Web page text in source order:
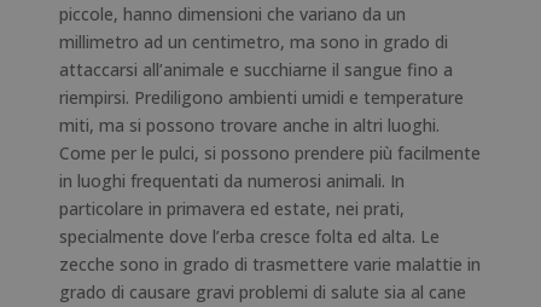
piccole, hanno dimensioni che variano da un
millimetro ad un centimetro, ma sono in grado di
attaccarsi all’animale e succhiarne il sangue fino a
riempirsi. Prediligono ambienti umidi e temperature
miti, ma si possono trovare anche in altri luoghi.
Come per le pulci, si possono prendere più facilmente
in luoghi frequentati da numerosi animali. In
particolare in primavera ed estate, nei prati,
specialmente dove l’erba cresce folta ed alta. Le
zecche sono in grado di trasmettere varie malattie in
grado di causare gravi problemi di salute sia al cane